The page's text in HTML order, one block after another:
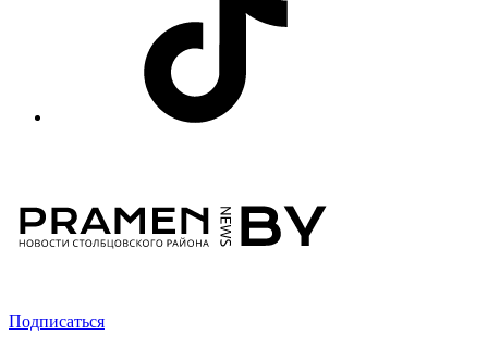
Подписаться